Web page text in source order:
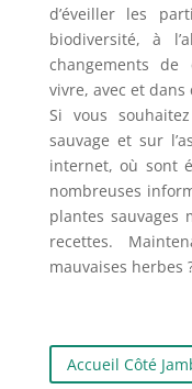
d’éveiller les
biodiversité, à
changements
vivre, avec et
Si vous
sauvage et sur
internet, où sont
nombreuses
plantes sauvages
recettes.
mauvaises herbes
Accueil Côté